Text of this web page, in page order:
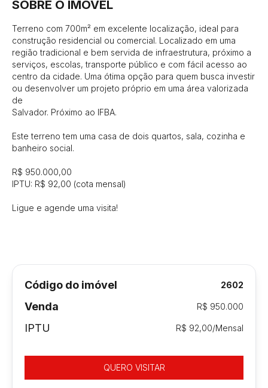
SOBRE O IMÓVEL
Terreno com 700m² em excelente localização, ideal para
construção residencial ou comercial. Localizado em uma
região tradicional e bem servida de infraestrutura, próximo a
serviços, escolas, transporte público e com fácil acesso ao
centro da cidade. Uma ótima opção para quem busca investir
ou desenvolver um projeto próprio em uma área valorizada
de
Salvador. Próximo ao IFBA.
Este terreno tem uma casa de dois quartos, sala, cozinha e
banheiro social.
R$ 950.000,00
IPTU: R$ 92,00 (cota mensal)
Ligue e agende uma visita!
Código do imóvel 2602
Venda R$ 950.000
IPTU R$ 92,00/Mensal
QUERO VISITAR